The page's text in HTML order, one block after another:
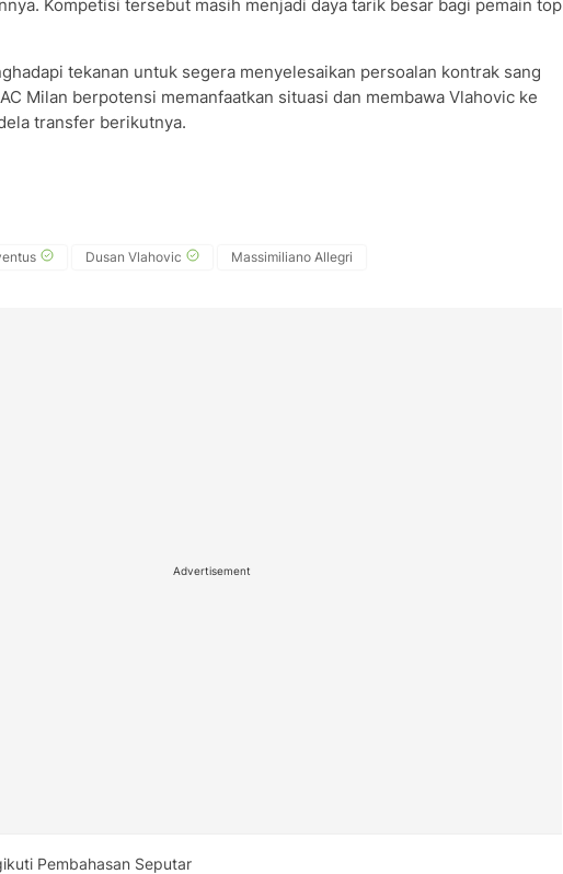
Kompetisi tersebut masih menjadi daya tarik besar bagi pemain top
tekanan untuk segera menyelesaikan persoalan kontrak sang
Milan berpotensi memanfaatkan situasi dan membawa Vlahovic ke
transfer berikutnya.
Dusan Vlahovic Massimiliano Allegri
Advertisement
Pembahasan Seputar